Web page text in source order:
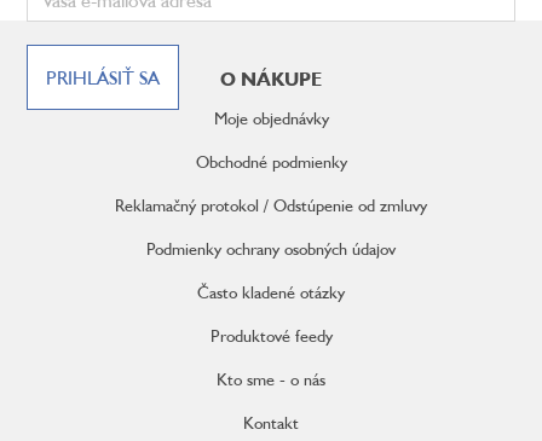
PRIHLÁSIŤ SA O NÁKUPE
Moje objednávky
Obchodné podmienky
Reklamačný protokol / Odstúpenie od zmluvy
Podmienky ochrany osobných údajov
Často kladené otázky
Produktové feedy
Kto sme - o nás
Kontakt